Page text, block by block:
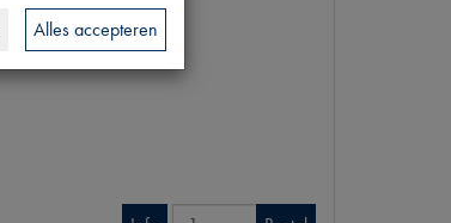
Alles accepteren